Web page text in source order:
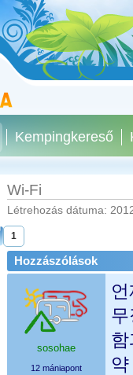
Kempingkereső
Wi-Fi
Létrehozás dátuma:
1
Hozzászólások
sosohae
12 mániapont